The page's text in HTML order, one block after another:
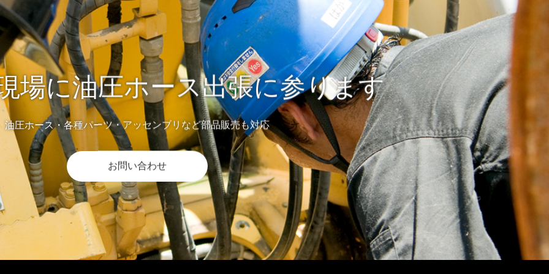
場に油圧ホース出張に参ります
油圧ホース・各種パーツ・アッセンブリなど部品販売も対応
お問い合わせ